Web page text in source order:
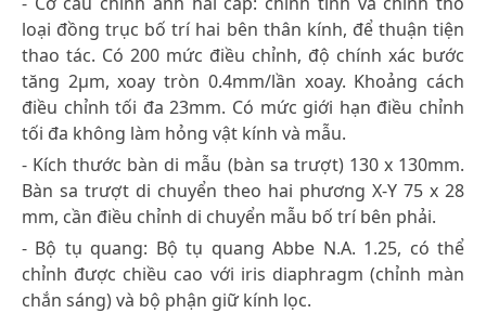
loại đồng trục bố trí hai bên thân kính, để thuận tiện
thao tác. Có 200 mức điều chỉnh, độ chính xác bước
tăng 2μm, xoay tròn 0.4mm/lần xoay. Khoảng cách
điều chỉnh tối đa 23mm. Có mức giới hạn điều chỉnh
tối đa không làm hỏng vật kính và mẫu.
- Kích thước bàn di mẫu (bàn sa trượt) 130 x 130mm.
Bàn sa trượt di chuyển theo hai phương X-Y 75 x 28
mm, cần điều chỉnh di chuyển mẫu bố trí bên phải.
- Bộ tụ quang: Bộ tụ quang Abbe N.A. 1.25, có thể
chỉnh được chiều cao với iris diaphragm (chỉnh màn
chắn sáng) và bộ phận giữ kính lọc.